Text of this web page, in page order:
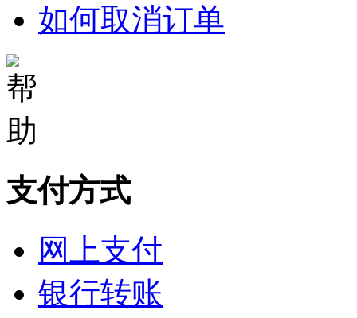
如何取消订单
支付方式
网上支付
银行转账